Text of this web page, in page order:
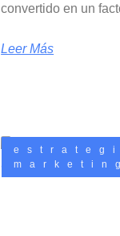
convertido en un
Leer Más